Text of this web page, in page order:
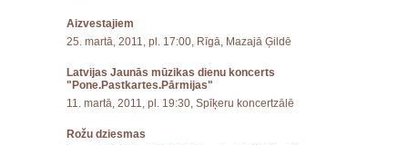
Aizvestajiem
25. martā, 2011, pl. 17:00, Rīgā, Mazajā Ģildē
Latvijas Jaunās mūzikas dienu koncerts
"Pone.Pastkartes.Pārmijas"
11. martā, 2011, pl. 19:30, Spīķeru koncertzālē
Rožu dziesmas